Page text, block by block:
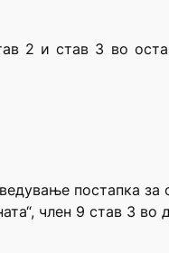
2 и став 3 во
постапка за
член 9 став 3 во